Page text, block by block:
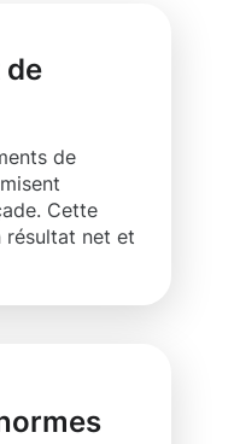
de
de
Cette
résultat net et